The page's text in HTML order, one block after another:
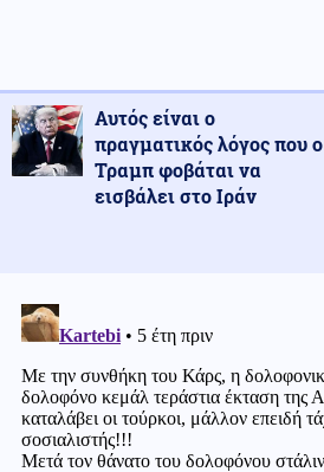
Αυτός είναι ο
πραγματικός λόγος που ο
Τραμπ φοβάται να
εισβάλει στο Ιράν